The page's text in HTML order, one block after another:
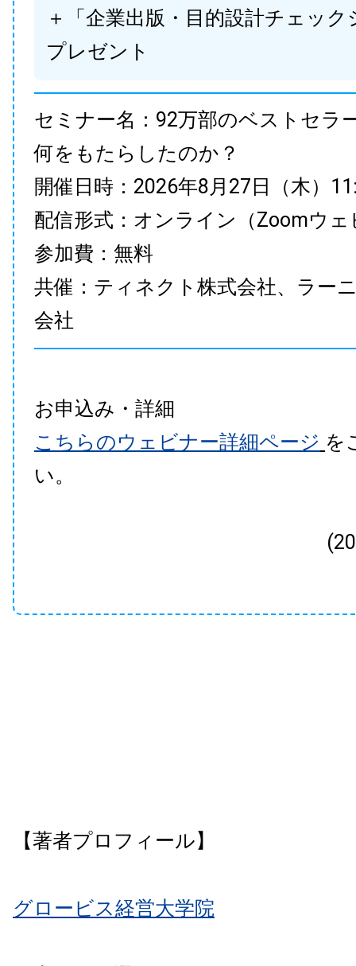
＋「企業出版・目的設計チェック
プレゼント
セミナー名：92万部のベストセラ
何をもたらしたのか？
開催日時：2026年8月27日（木）
配信形式：オンライン（Zoomウェ
参加費：無料
共催：ティネクト株式会社、ラー
会社
お申込み・詳細
こちらのウェビナー詳細ページ を
い。
【著者プロフィール】
グロービス経営大学院